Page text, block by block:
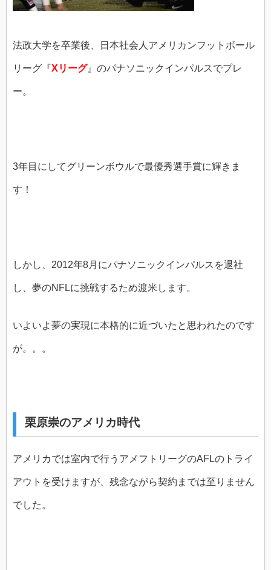
法政大学を卒業後、日本社会人アメリカンフットボール
リーグ『Xリーグ』のパナソニックインパルスでプレ
ー。
3年目にしてグリーンボウルで最優秀選手賞に輝きま
す！
しかし、2012年8月にパナソニックインパルスを退社
し、夢のNFLに挑戦するため渡米します。
いよいよ夢の実現に本格的に近づいたと思われたのです
が。。。
栗原崇のアメリカ時代
アメリカでは室内で行うアメフトリーグのAFLのトライ
アウトを受けますが、残念ながら契約までは至りません
でした。